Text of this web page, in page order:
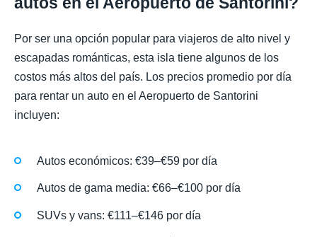
Por ser una opción popular para viajeros de alto nivel y
escapadas románticas, esta isla tiene algunos de los
costos más altos del país. Los precios promedio por día
para rentar un auto en el Aeropuerto de Santorini
incluyen:
Autos económicos: €39–€59 por día
Autos de gama media: €66–€100 por día
SUVs y vans: €111–€146 por día